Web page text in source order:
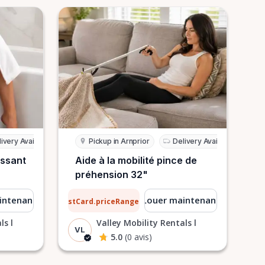
Available
l
Aide à la mobilité pince de
préhension 32"
Pickup in Arnprior Delivery Available
0,51 $ ListCard.priceRangeTo par jour
Louer maintenant
VL
Valley Mobility Rentals l
5.0 (0 avis)